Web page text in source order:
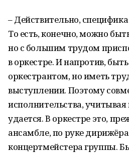
– Действительно,
То есть, конечно, можно
но с большим трудом
в оркестре. И напротив,
оркестрантом, но иметь
выступлении. Поэтому
исполнительства, учитывая
удается. В оркестре это,
ансамбле, по руке
концертмейстера группы.